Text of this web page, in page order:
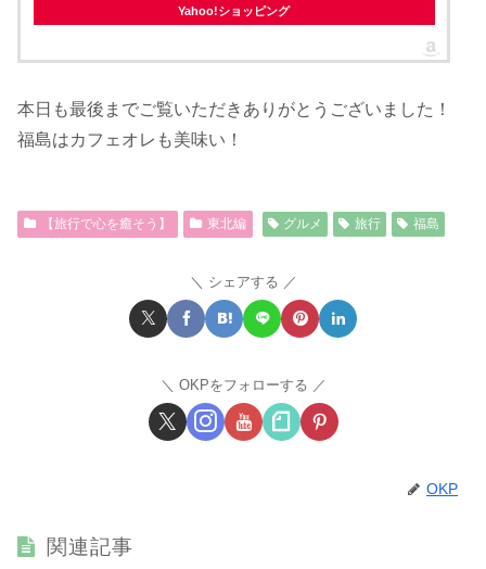
Yahoo!ショッピング
本日も最後までご覧いただきありがとうございました！
福島はカフェオレも美味い！
【旅行で心を癒そう】 東北編 グルメ 旅行 福島
シェアする
OKPをフォローする
OKP
関連記事